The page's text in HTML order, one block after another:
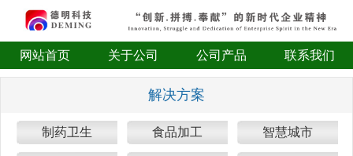
网站首页 关于公司 公司产品 联系我们
解决方案
制药卫生 食品加工 智慧城市